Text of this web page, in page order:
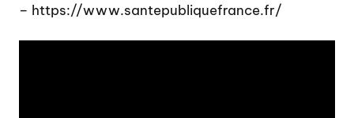
– https://www.santepubliquefrance.fr/